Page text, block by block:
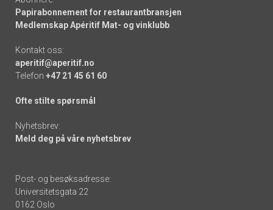
Papirabonnement for restaurantbransjen
Medlemskap Apéritif Mat- og vinklubb
Kontakt oss:
aperitif@aperitif.no
Telefon +47 21 45 61 60
Ofte stilte spørsmål
Nyhetsbrev:
Meld deg på våre nyhetsbrev
Post- og besøksadresse:
Universitetsgata 22
0162 Oslo